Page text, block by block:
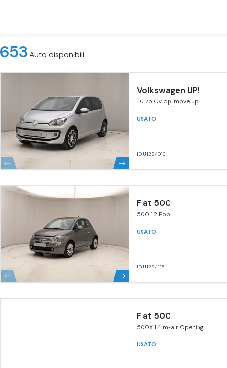
653 Auto disponibili
Volkswagen UP!
1.0 75 CV 5p. move up!
USATO
ID U1284013
Fiat 500
500 1.2 Pop
USATO
ID U1284116
Fiat 500
500X 1.4 m-air Opening
USATO